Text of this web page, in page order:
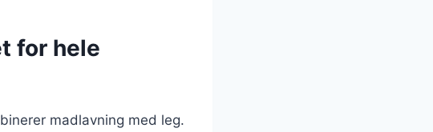
for hele
madlavning med leg.